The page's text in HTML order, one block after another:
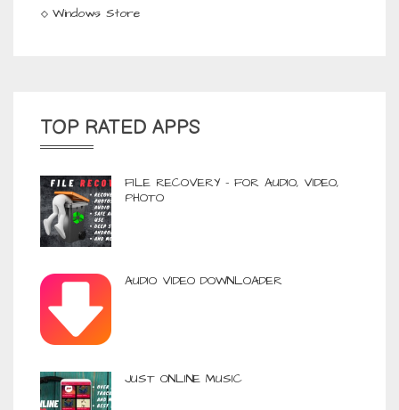
Windows Store
TOP RATED APPS
FILE RECOVERY - FOR AUDIO, VIDEO,
PHOTO
AUDIO VIDEO DOWNLOADER
JUST ONLINE MUSIC